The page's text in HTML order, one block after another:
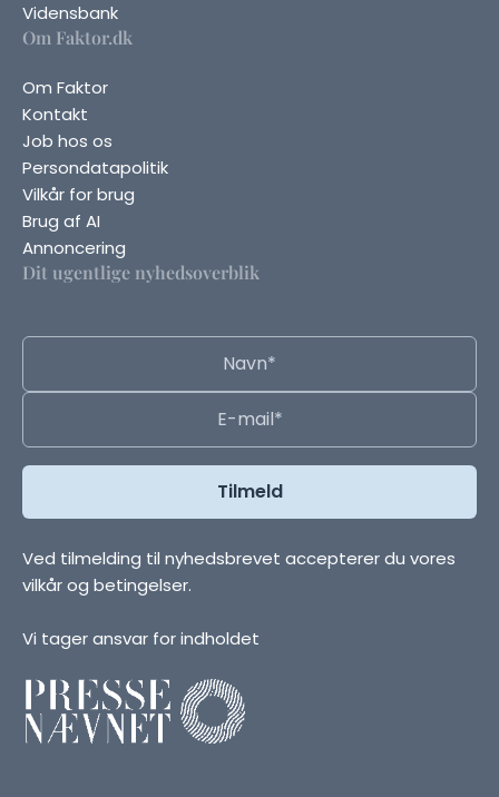
Vidensbank
Om Faktor.dk
Om Faktor
Kontakt
Job hos os
Persondatapolitik
Vilkår for brug
Brug af AI
Annoncering
Dit ugentlige nyhedsoverblik
Ved tilmelding til nyhedsbrevet accepterer du vores
vilkår og betingelser.
Vi tager ansvar for indholdet